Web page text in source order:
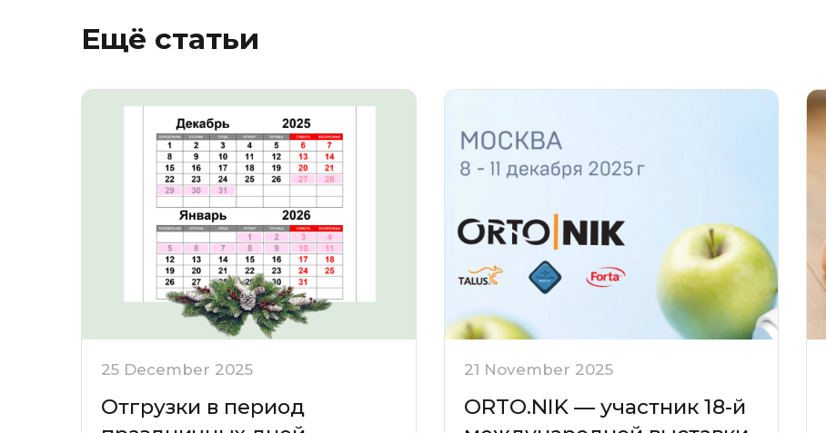
Ещё статьи
25 December 2025
Отгрузки в период
21 November 2025
ORTO.NIK — участник 18-й